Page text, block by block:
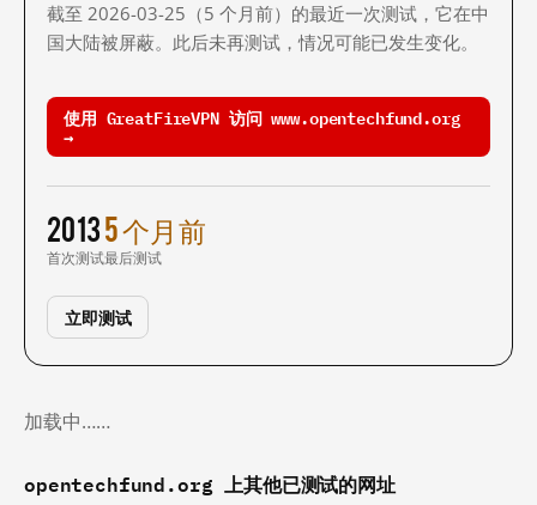
截至 2026-03-25（5 个月前）的最近一次测试，它在中
国大陆被屏蔽。此后未再测试，情况可能已发生变化。
使用 GreatFireVPN 访问 www.opentechfund.org
→
2013
首次测试
5 个月前
最后测试
立即测试
加载中……
opentechfund.org 上其他已测试的网址